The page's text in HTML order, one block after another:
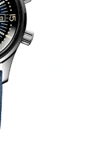
powłoką Swiss
nad jej powierzchnią,
Całość spoczywa na
typu mesh, której stalowa
wyrafinowanego
ze stali szlachetnej,
definiują dwie
druga do obsługi
który jest w ten